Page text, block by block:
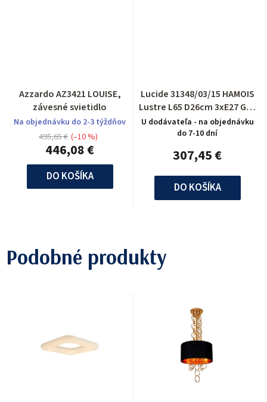
Azzardo AZ3421 LOUISE,
závesné svietidlo
Na objednávku do 2-3 týždňov
446,08 €
495,65 € (–10 %)
DO KOŠÍKA
Lucide 31348/03/15 HAMOIS
Lustre L65 D26cm 3xE27 Gris
Metal
U dodávateľa - na objednávku
do 7-10 dní
307,45 €
DO KOŠÍKA
Podobné produkty